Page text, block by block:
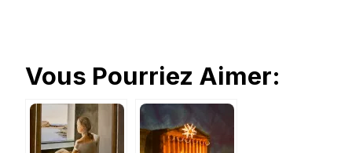
Vous Pourriez Aimer: